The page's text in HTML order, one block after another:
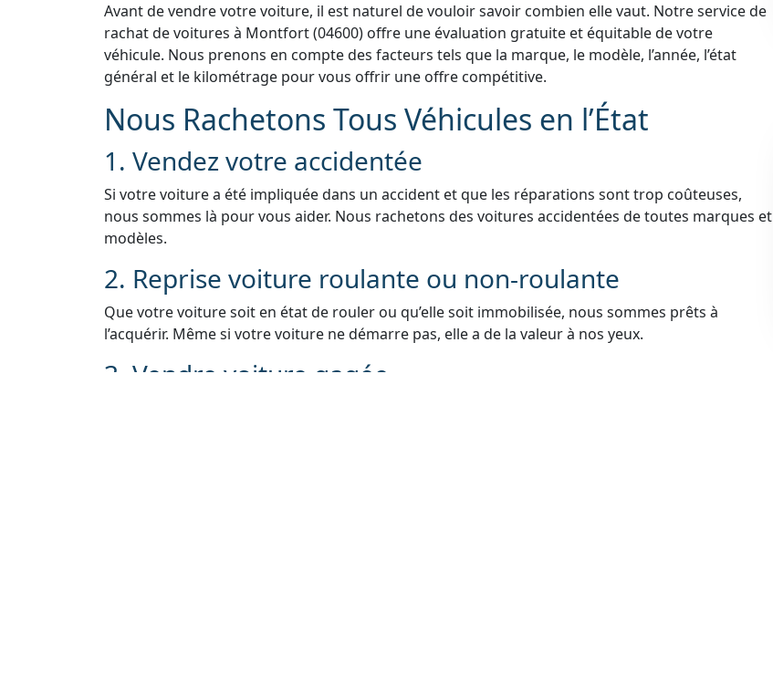
Avant de vendre votre voiture, il est naturel de vouloir savoir combien elle vaut. Notre service de
rachat de voitures à Montfort (04600) offre une évaluation gratuite et équitable de votre
véhicule. Nous prenons en compte des facteurs tels que la marque, le modèle, l’année, l’état
général et le kilométrage pour vous offrir une offre compétitive.
Nous Rachetons Tous Véhicules en l’État
1. Vendez votre accidentée
Si votre voiture a été impliquée dans un accident et que les réparations sont trop coûteuses,
nous sommes là pour vous aider. Nous rachetons des voitures accidentées de toutes marques et
modèles.
2. Reprise voiture roulante ou non-roulante
Que votre voiture soit en état de rouler ou qu’elle soit immobilisée, nous sommes prêts à
l’acquérir. Même si votre voiture ne démarre pas, elle a de la valeur à nos yeux.
3. Vendre voiture gagée